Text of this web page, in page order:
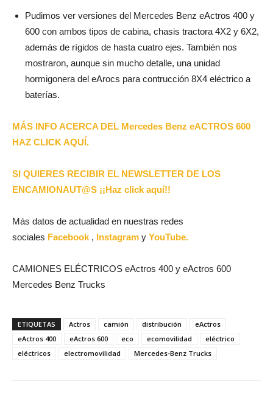
Pudimos ver versiones del Mercedes Benz eActros 400 y
600 con ambos tipos de cabina, chasis tractora 4X2 y 6X2,
además de rígidos de hasta cuatro ejes. También nos
mostraron, aunque sin mucho detalle, una unidad
hormigonera del eArocs para contrucción 8X4 eléctrico a
baterías.
MÁS INFO ACERCA DEL Mercedes Benz eACTROS 600
HAZ CLICK AQUÍ.
SI QUIERES RECIBIR EL NEWSLETTER DE LOS
ENCAMIONAUT@S ¡¡Haz click aquí!!
Más datos de actualidad en nuestras redes
sociales Facebook, Instagram y YouTube.
CAMIONES ELÉCTRICOS eActros 400 y eActros 600
Mercedes Benz Trucks
ETIQUETAS Actros camión distribución
eActros
eActros 400
eActros 600 eco ecomovilidad
eléctrico
eléctricos
electromovilidad Mercedes-Benz Trucks